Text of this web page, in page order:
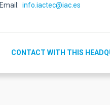
Email
info.iactec@iac.es
CONTACT WITH THIS